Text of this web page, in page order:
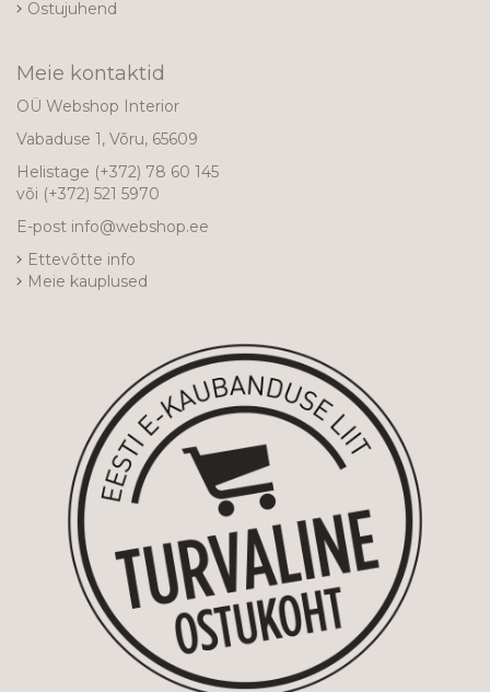
Ostujuhend
Meie kontaktid
OÜ Webshop Interior
Vabaduse 1, Võru, 65609
Helistage (+372) 78 60 145
või (+372) 521 5970
E-post info@webshop.ee
Ettevõtte info
Meie kauplused